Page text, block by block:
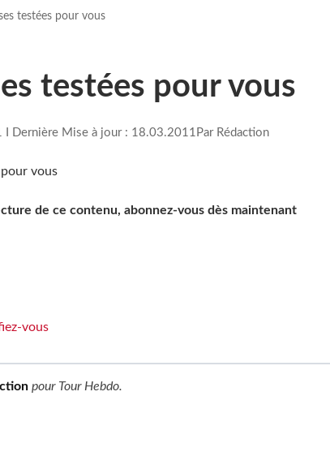
testées pour vous
testées pour vous
I Dernière Mise à jour : 18.03.2011 Par Rédaction
de ce contenu, abonnez-vous dès maintenant
vous
pour Tour Hebdo.